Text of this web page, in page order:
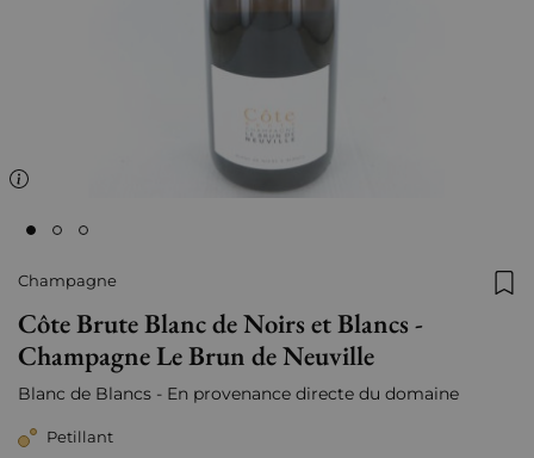
Champagne
Côte Brute Blanc de Noirs et Blancs -
Champagne Le Brun de Neuville
Blanc de Blancs - En provenance directe du domaine
Petillant